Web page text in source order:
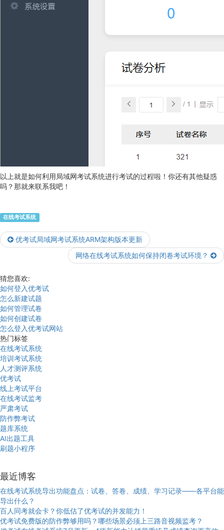
以上就是如何利用局域网考试系统进行考试的过程啦！你还有其他疑惑
吗？那就来联系我吧！
在线考试系统
优考试局域网考试系统ARM架构版本更新
网络在线考试系统如何保持闭卷考试环境？
猜您喜欢:
如何登入优考试
怎么新建试题
如何管理试卷
如何创建试卷
怎么登入优考试网站
热门标签
在线考试系统
培训考试系统
人才测评系统
优考试
线上考试平台
在线考试监考
严肃考试
防作弊考试
题库系统
AI出题工具
刷题小程序
最近博客
在线考试系统导出功能盘点：试卷、答卷、成绩、学习记录——各平台能
导出什么？
百人同考就会卡？你低估了优考试的并发能力！
优考试免费版的防作弊够用吗？哪些场景必须上三路音视频监考？